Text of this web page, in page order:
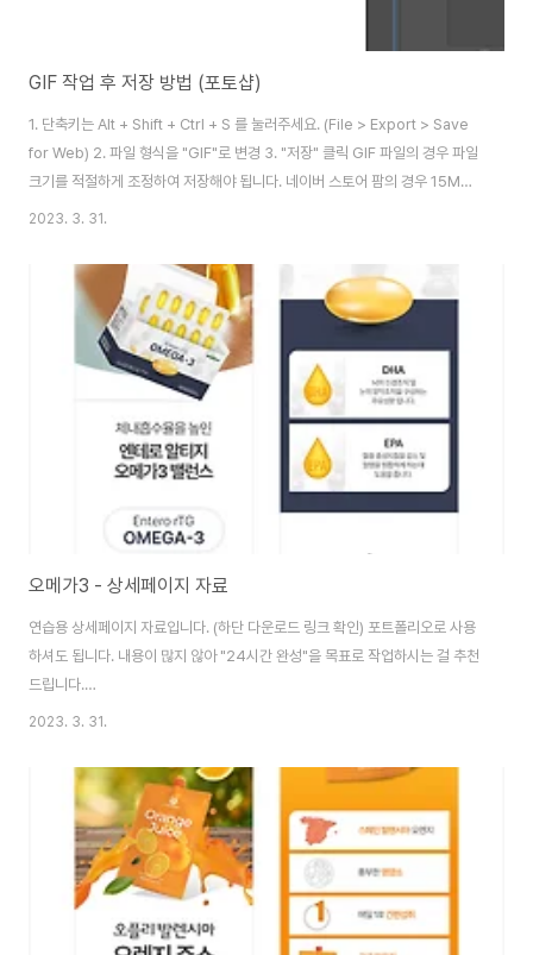
GIF 작업 후 저장 방법 (포토샵)
1. 단축키는 Alt + Shift + Ctrl + S 를 눌러주세요. (File > Export > Save
for Web) 2. 파일 형식을 "GIF"로 변경 3. "저장" 클릭 GIF 파일의 경우 파일
크기를 적절하게 조정하여 저장해야 됩니다. 네이버 스토어 팜의 경우 15MB
이하로 저장해야 업로드되는 걸로 알고 있습니다. (23.03.31 기준) 프레임을
2023. 3. 31.
오메가3 - 상세페이지 자료
연습용 상세페이지 자료입니다. (하단 다운로드 링크 확인) 포트폴리오로 사용
하셔도 됩니다. 내용이 많지 않아 "24시간 완성"을 목표로 작업하시는 걸 추천
드립니다.
https://drive.google.com/drive/folders/
더에 파일을 추가하려면 로그인하세요. drive.google.com Design by
Jeonghun Lee (Designer PA) https://www.leejeonghun.com/
Instagram - jeong2303 (
https://www.instagram.com/GraphicDesignerPA/ ) Blog - h..
2023. 3. 31.